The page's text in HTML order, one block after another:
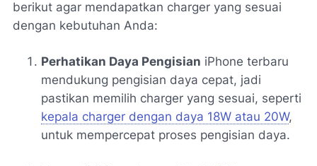
berikut agar mendapatkan charger yang sesuai
dengan kebutuhan Anda:
Perhatikan Daya Pengisian iPhone terbaru
mendukung pengisian daya cepat, jadi
pastikan memilih charger yang sesuai, seperti
kepala charger dengan daya 18W atau 20W,
untuk mempercepat proses pengisian daya.